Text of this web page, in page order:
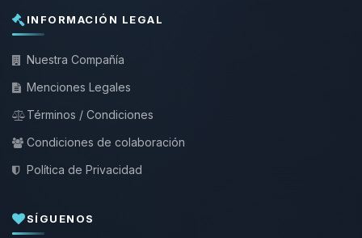
INFORMACIÓN LEGAL
Nuestra Compañía
Menciones Legales
Términos / Condiciones
Condiciones de colaboración
Política de Privacidad
SÍGUENOS